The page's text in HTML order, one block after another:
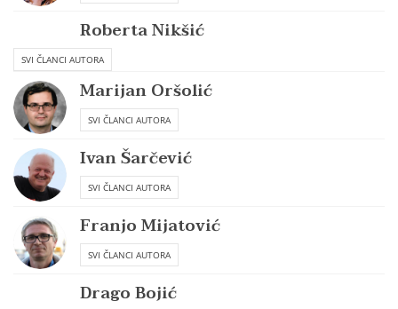
Roberta Nikšić
SVI ČLANCI AUTORA
Marijan Oršolić
SVI ČLANCI AUTORA
Ivan Šarčević
SVI ČLANCI AUTORA
Franjo Mijatović
SVI ČLANCI AUTORA
Drago Bojić